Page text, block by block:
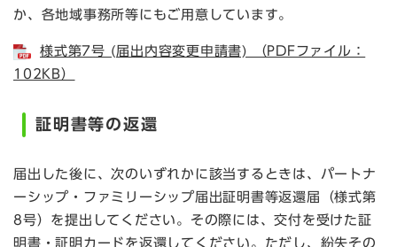
か、各地域事務所等にもご用意しています。
様式第7号 (届出内容変更申請書) （PDFファイル：
102KB）
証明書等の返還
届出した後に、次のいずれかに該当するときは、パートナ
ーシップ・ファミリーシップ届出証明書等返還届（様式第
8号）を提出してください。その際には、交付を受けた証
明書・証明カードを返還してください。ただし、紛失その